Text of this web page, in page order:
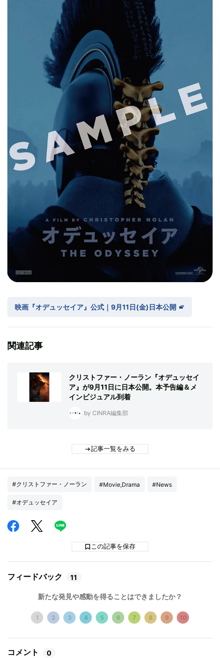
映画『オデュッセイア』公式｜9月11日(金)日本公開
関連記事
クリストファー・ノーラン『オデュッセイ
ア』が9月11日に日本公開。本予告編＆メ
インビジュアル到着
by CINRA編集部
記事一覧をみる
#クリストファー・ノーラン #Movie,Drama #News
#オデュッセイア
この記事を保存
フィードバック 11
新たな発見や感動を得ることはできましたか？
1 2 3 4 5 6 7 8 9 10
コメント 0